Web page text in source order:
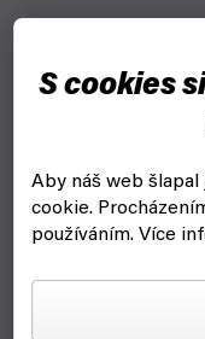
S cookies
Aby náš web
cookie.
používáním. Více